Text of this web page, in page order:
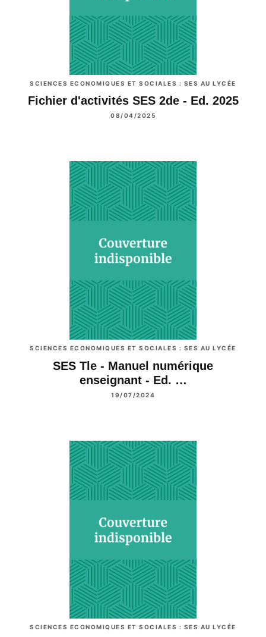
SCIENCES ECONOMIQUES ET SOCIALES : SES AU LYCÉE
Fichier d'activités SES 2de - Ed. 2025
08/04/2025
SCIENCES ECONOMIQUES ET SOCIALES : SES AU LYCÉE
SES Tle - Manuel numérique
enseignant - Ed. …
19/07/2024
SCIENCES ECONOMIQUES ET SOCIALES : SES AU LYCÉE